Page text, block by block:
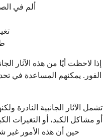
ألم في
إذا لاحظت أيًا من هذه الآثار
الفور. يمكنهم المساعدة في
تشمل الآثار الجانبية النادرة
أو مشاكل الكبد، أو التغيرات
حين أن هذه الأمور غير